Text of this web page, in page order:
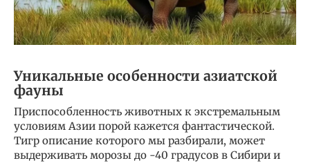
Уникальные особенности азиатской
фауны
Приспособленность животных к экстремальным
условиям Азии порой кажется фантастической.
Тигр описание которого мы разбирали, может
выдерживать морозы до -40 градусов в Сибири и